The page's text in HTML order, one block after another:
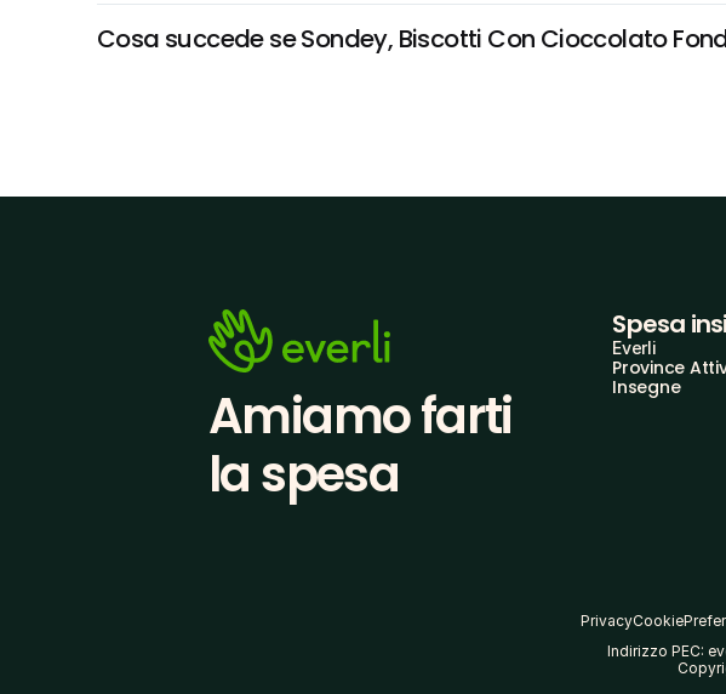
Cosa succede se Sondey, Biscotti Con Cioccolato
Amiamo farti
la spesa
Spesa
Everli
Province
Insegne
PrivacyCookie
Indirizzo PEC: